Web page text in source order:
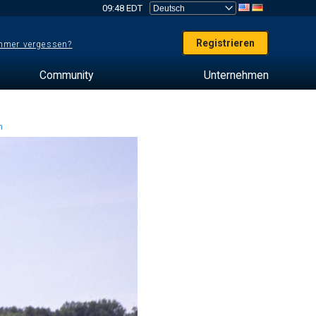
09:48 EDT
vergessen? Registrieren
Community Unternehmen